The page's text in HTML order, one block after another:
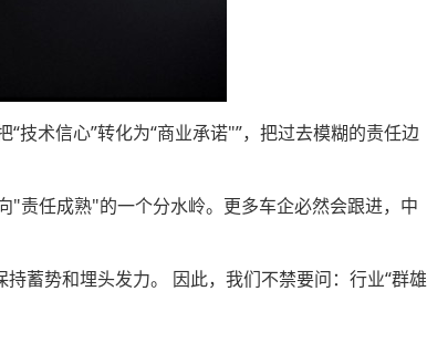
技术信心”转化为“商业承诺"”，把过去模糊的责任边
"责任成熟"的一个分水岭。更多车企必然会跟进，中
蓄势和埋头发力。 因此，我们不禁要问：行业“群雄